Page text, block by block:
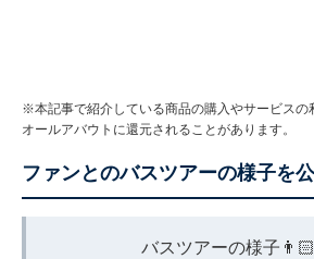
※本記事で紹介している商品の購入やサービスの
オールアバウトに還元されることがあります。
ファンとのバスツアーの様子を
バスツアーの様子